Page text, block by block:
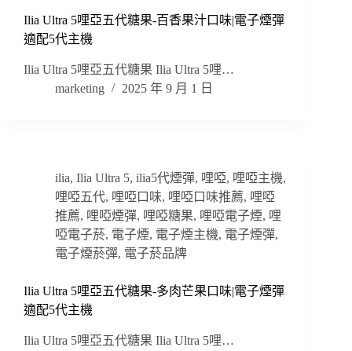
Ilia Ultra 5哩亞五代糖果-百香果汁口味|電子煙彈
適配5代主機
Ilia Ultra 5哩亞五代糖果 Ilia Ultra 5哩…
marketing
2025 年 9 月 1 日
ilia, Ilia Ultra 5, ilia5代煙彈, 哩啞, 哩啞主機,
哩啞五代, 哩啞口味, 哩啞口味推薦, 哩啞
推薦, 哩啞煙彈, 哩啞糖果, 哩啞電子煙, 哩
啞電子菸, 電子煙, 電子煙主機, 電子煙彈,
電子煙菸彈, 電子菸品牌
Ilia Ultra 5哩亞五代糖果-多肉芒果口味|電子煙彈
適配5代主機
Ilia Ultra 5哩亞五代糖果 Ilia Ultra 5哩…